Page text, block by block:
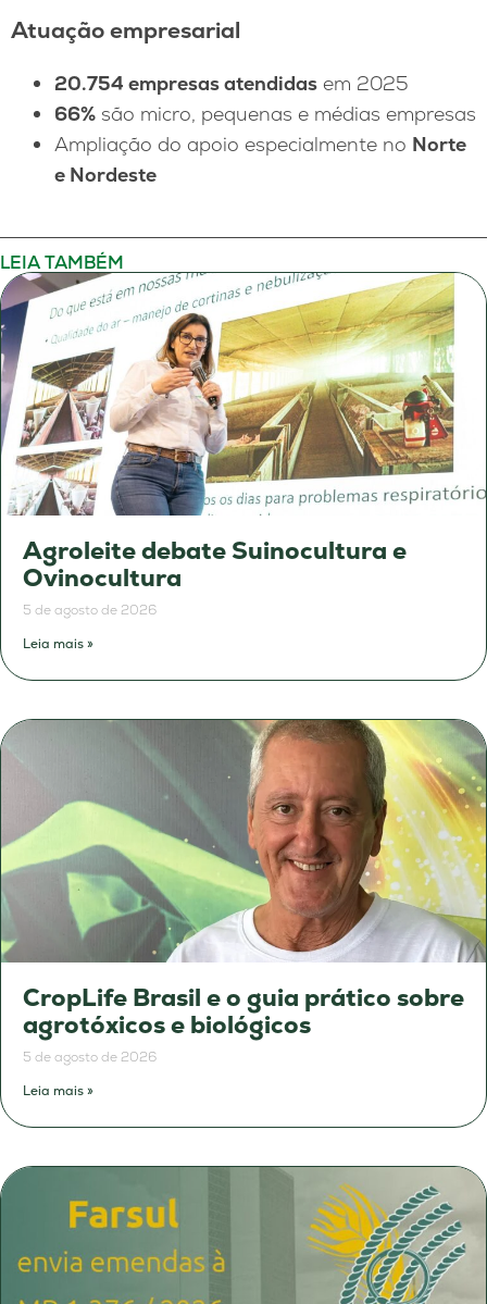
Atuação empresarial
20.754 empresas atendidas em 2025
66% são micro, pequenas e médias empresas
Ampliação do apoio especialmente no Norte
e Nordeste
LEIA TAMBÉM
Agroleite debate Suinocultura e
Ovinocultura
5 de agosto de 2026
Leia mais »
CropLife Brasil e o guia prático sobre
agrotóxicos e biológicos
5 de agosto de 2026
Leia mais »